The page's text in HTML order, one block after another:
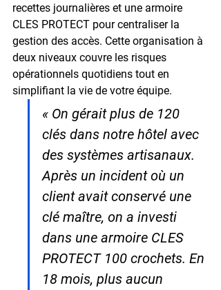
recettes journalières et une armoire
CLES PROTECT pour centraliser la
gestion des accès. Cette organisation à
deux niveaux couvre les risques
opérationnels quotidiens tout en
simplifiant la vie de votre équipe.
« On gérait plus de 120
clés dans notre hôtel avec
des systèmes artisanaux.
Après un incident où un
client avait conservé une
clé maître, on a investi
dans une armoire CLES
PROTECT 100 crochets. En
18 mois, plus aucun